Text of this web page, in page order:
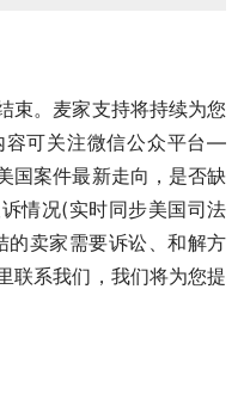
束。麦家支持将持续为您
容可关注微信公众平台—
国案件最新走向，是否缺
情况(实时同步美国司法
卖家需要诉讼、和解方
联系我们，我们将为您提